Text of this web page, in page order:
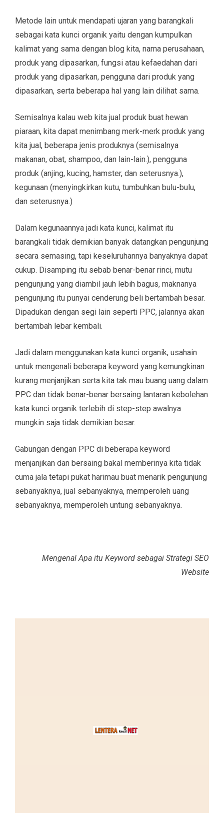
Metode lain untuk mendapati ujaran yang barangkali
sebagai kata kunci organik yaitu dengan kumpulkan
kalimat yang sama dengan blog kita, nama perusahaan,
produk yang dipasarkan, fungsi atau kefaedahan dari
produk yang dipasarkan, pengguna dari produk yang
dipasarkan, serta beberapa hal yang lain dilihat sama.
Semisalnya kalau web kita jual produk buat hewan
piaraan, kita dapat menimbang merk-merk produk yang
kita jual, beberapa jenis produknya (semisalnya
makanan, obat, shampoo, dan lain-lain.), pengguna
produk (anjing, kucing, hamster, dan seterusnya.),
kegunaan (menyingkirkan kutu, tumbuhkan bulu-bulu,
dan seterusnya.)
Dalam kegunaannya jadi kata kunci, kalimat itu
barangkali tidak demikian banyak datangkan pengunjung
secara semasing, tapi keseluruhannya banyaknya dapat
cukup. Disamping itu sebab benar-benar rinci, mutu
pengunjung yang diambil jauh lebih bagus, maknanya
pengunjung itu punyai cenderung beli bertambah besar.
Dipadukan dengan segi lain seperti PPC, jalannya akan
bertambah lebar kembali.
Jadi dalam menggunakan kata kunci organik, usahain
untuk mengenali beberapa keyword yang kemungkinan
kurang menjanjikan serta kita tak mau buang uang dalam
PPC dan tidak benar-benar bersaing lantaran kebolehan
kata kunci organik terlebih di step-step awalnya
mungkin saja tidak demikian besar.
Gabungan dengan PPC di beberapa keyword
menjanjikan dan bersaing bakal memberinya kita tidak
cuma jala tetapi pukat harimau buat menarik pengunjung
sebanyaknya, jual sebanyaknya, memperoleh uang
sebanyaknya, memperoleh untung sebanyaknya.
Mengenal Apa itu Keyword sebagai Strategi SEO
Website